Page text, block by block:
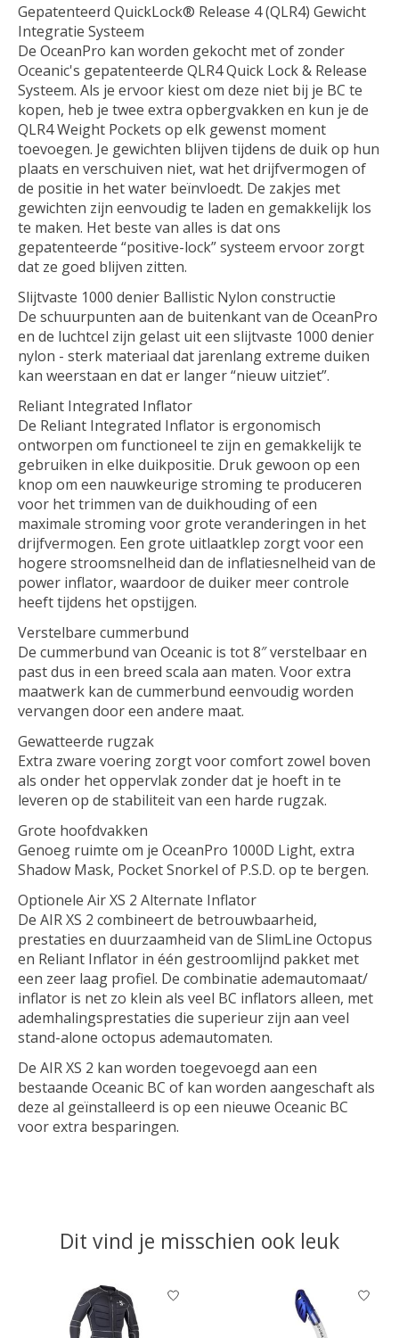
Gepatenteerd QuickLock® Release 4 (QLR4) Gewicht
Integratie Systeem
De OceanPro kan worden gekocht met of zonder
Oceanic's gepatenteerde QLR4 Quick Lock & Release
Systeem. Als je ervoor kiest om deze niet bij je BC te
kopen, heb je twee extra opbergvakken en kun je de
QLR4 Weight Pockets op elk gewenst moment
toevoegen. Je gewichten blijven tijdens de duik op hun
plaats en verschuiven niet, wat het drijfvermogen of
de positie in het water beïnvloedt. De zakjes met
gewichten zijn eenvoudig te laden en gemakkelijk los
te maken. Het beste van alles is dat ons
gepatenteerde “positive-lock” systeem ervoor zorgt
dat ze goed blijven zitten.
Slijtvaste 1000 denier Ballistic Nylon constructie
De schuurpunten aan de buitenkant van de OceanPro
en de luchtcel zijn gelast uit een slijtvaste 1000 denier
nylon - sterk materiaal dat jarenlang extreme duiken
kan weerstaan en dat er langer “nieuw uitziet”.
Reliant Integrated Inflator
De Reliant Integrated Inflator is ergonomisch
ontworpen om functioneel te zijn en gemakkelijk te
gebruiken in elke duikpositie. Druk gewoon op een
knop om een nauwkeurige stroming te produceren
voor het trimmen van de duikhouding of een
maximale stroming voor grote veranderingen in het
drijfvermogen. Een grote uitlaatklep zorgt voor een
hogere stroomsnelheid dan de inflatiesnelheid van de
power inflator, waardoor de duiker meer controle
heeft tijdens het opstijgen.
Verstelbare cummerbund
De cummerbund van Oceanic is tot 8″ verstelbaar en
past dus in een breed scala aan maten. Voor extra
maatwerk kan de cummerbund eenvoudig worden
vervangen door een andere maat.
Gewatteerde rugzak
Extra zware voering zorgt voor comfort zowel boven
als onder het oppervlak zonder dat je hoeft in te
leveren op de stabiliteit van een harde rugzak.
Grote hoofdvakken
Genoeg ruimte om je OceanPro 1000D Light, extra
Shadow Mask, Pocket Snorkel of P.S.D. op te bergen.
Optionele Air XS 2 Alternate Inflator
De AIR XS 2 combineert de betrouwbaarheid,
prestaties en duurzaamheid van de SlimLine Octopus
en Reliant Inflator in één gestroomlijnd pakket met
een zeer laag profiel. De combinatie ademautomaat/
inflator is net zo klein als veel BC inflators alleen, met
ademhalingsprestaties die superieur zijn aan veel
stand-alone octopus ademautomaten.
De AIR XS 2 kan worden toegevoegd aan een
bestaande Oceanic BC of kan worden aangeschaft als
deze al geïnstalleerd is op een nieuwe Oceanic BC
voor extra besparingen.
Dit vind je misschien ook leuk
Items van productcarrousel